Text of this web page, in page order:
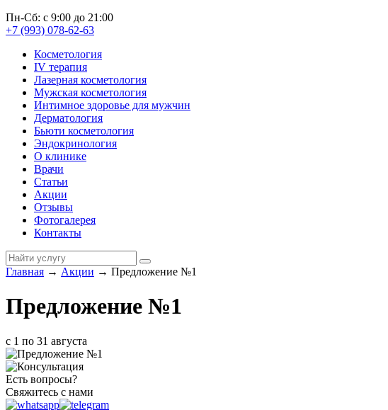
Пн-Сб: с 9:00 до 21:00
+7 (993) 078-62-63
Косметология
IV терапия
Лазерная косметология
Мужская косметология
Интимное здоровье для мужчин
Дерматология
Бьюти косметология
Эндокринология
О клинике
Врачи
Статьи
Акции
Отзывы
Фотогалерея
Контакты
Главная → Акции → Предложение №1
Предложение №1
с 1 по 31 августа
Есть вопросы?
Свяжитесь с нами